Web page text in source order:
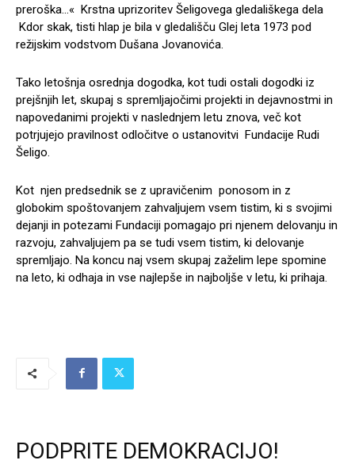
preroška…« Krstna uprizoritev Šeligovega gledališkega dela
Kdor skak, tisti hlap je bila v gledališču Glej leta 1973 pod
režijskim vodstvom Dušana Jovanovića.
Tako letošnja osrednja dogodka, kot tudi ostali dogodki iz
prejšnjih let, skupaj s spremljajočimi projekti in dejavnostmi in
napovedanimi projekti v naslednjem letu znova, več kot
potrjujejo pravilnost odločitve o ustanovitvi Fundacije Rudi
Šeligo.
Kot njen predsednik se z upravičenim ponosom in z
globokim spoštovanjem zahvaljujem vsem tistim, ki s svojimi
dejanji in potezami Fundaciji pomagajo pri njenem delovanju in
razvoju, zahvaljujem pa se tudi vsem tistim, ki delovanje
spremljajo. Na koncu naj vsem skupaj zaželim lepe spomine
na leto, ki odhaja in vse najlepše in najboljše v letu, ki prihaja.
PODPRITE DEMOKRACIJO!